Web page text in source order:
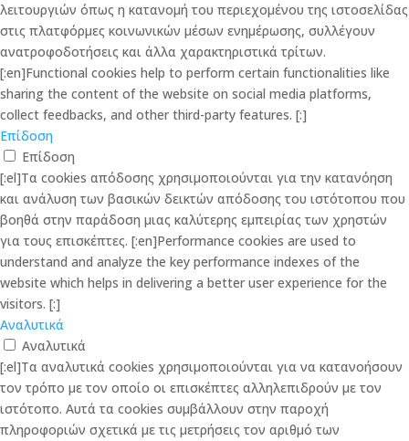
λειτουργιών όπως η κατανομή του περιεχομένου της ιστοσελίδας
στις πλατφόρμες κοινωνικών μέσων ενημέρωσης, συλλέγουν
ανατροφοδοτήσεις και άλλα χαρακτηριστικά τρίτων.
[:en]Functional cookies help to perform certain functionalities like
sharing the content of the website on social media platforms,
collect feedbacks, and other third-party features. [:]
Επίδοση
Επίδοση
[:el]Τα cookies απόδοσης χρησιμοποιούνται για την κατανόηση
και ανάλυση των βασικών δεικτών απόδοσης του ιστότοπου που
βοηθά στην παράδοση μιας καλύτερης εμπειρίας των χρηστών
για τους επισκέπτες. [:en]Performance cookies are used to
understand and analyze the key performance indexes of the
website which helps in delivering a better user experience for the
visitors. [:]
Αναλυτικά
Αναλυτικά
[:el]Τα αναλυτικά cookies χρησιμοποιούνται για να κατανοήσουν
τον τρόπο με τον οποίο οι επισκέπτες αλληλεπιδρούν με τον
ιστότοπο. Αυτά τα cookies συμβάλλουν στην παροχή
πληροφοριών σχετικά με τις μετρήσεις τον αριθμό των